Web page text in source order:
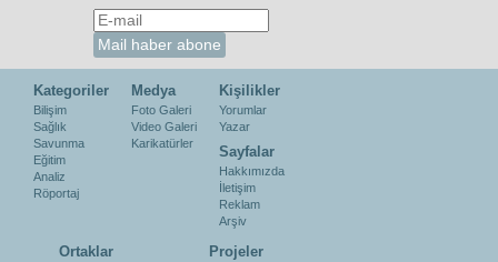
Kategoriler
Bilişim
Sağlık
Savunma
Eğitim
Analiz
Röportaj
Medya
Foto Galeri
Video Galeri
Karikatürler
Kişilikler
Yorumlar
Yazar
Sayfalar
Hakkımızda
İletişim
Reklam
Arşiv
Ortaklar Projeler